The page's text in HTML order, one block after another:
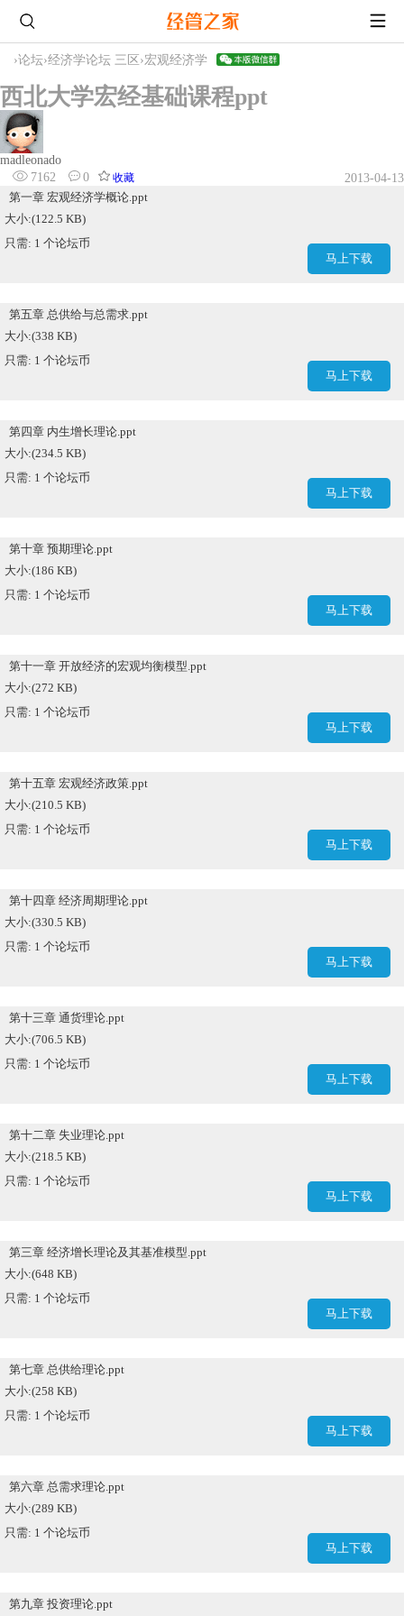
›论坛›经济学论坛 三区 ›宏观经济学
西北大学宏经基础课程ppt
madleonado
7162
0 收藏
2013-04-13
第一章 宏观经济学概论.ppt
大小:(122.5 KB)
只需: 1 个论坛币
马上下载
第五章 总供给与总需求.ppt
大小:(338 KB)
只需: 1 个论坛币
马上下载
第四章 内生增长理论.ppt
大小:(234.5 KB)
只需: 1 个论坛币
马上下载
第十章 预期理论.ppt
大小:(186 KB)
只需: 1 个论坛币
马上下载
第十一章 开放经济的宏观均衡模型.ppt
大小:(272 KB)
只需: 1 个论坛币
马上下载
第十五章 宏观经济政策.ppt
大小:(210.5 KB)
只需: 1 个论坛币
马上下载
第十四章 经济周期理论.ppt
大小:(330.5 KB)
只需: 1 个论坛币
马上下载
第十三章 通货理论.ppt
大小:(706.5 KB)
只需: 1 个论坛币
马上下载
第十二章 失业理论.ppt
大小:(218.5 KB)
只需: 1 个论坛币
马上下载
第三章 经济增长理论及其基准模型.ppt
大小:(648 KB)
只需: 1 个论坛币
马上下载
第七章 总供给理论.ppt
大小:(258 KB)
只需: 1 个论坛币
马上下载
第六章 总需求理论.ppt
大小:(289 KB)
只需: 1 个论坛币
马上下载
第九章 投资理论.ppt